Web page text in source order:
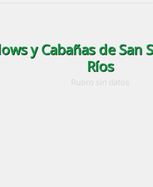
y Cabañas de San
Ríos
Rubro sin datos